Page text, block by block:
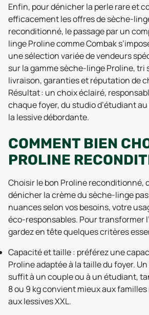
Enfin, pour dénicher la perle rare et
efficacement les offres de sèche-
reconditionné, le passage par un
linge Proline comme Combak
une sélection variée de vendeurs
sur la gamme sèche-linge Proline, tri
livraison, garanties et réputation de
Résultat : un choix éclairé,
chaque foyer, du studio d’étudiant
la lessive débordante.
COMMENT BIEN
PROLINE
Choisir le bon Proline reconditionné,
dénicher la crème du sèche-linge
nuances selon vos besoins, votre
éco-responsables. Pour transformer
gardez en tête quelques critères
Capacité et taille : préférez une
Proline adaptée à la taille du foyer.
suffit à un couple ou à un étudiant,
8 ou 9 kg convient mieux aux
aux lessives XXL.